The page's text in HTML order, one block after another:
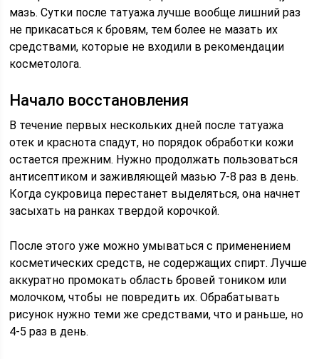
мазь. Сутки после татуажа лучше вообще лишний раз
не прикасаться к бровям, тем более не мазать их
средствами, которые не входили в рекомендации
косметолога.
Начало восстановления
В течение первых нескольких дней после татуажа
отек и краснота спадут, но порядок обработки кожи
остается прежним. Нужно продолжать пользоваться
антисептиком и заживляющей мазью 7-8 раз в день.
Когда сукровица перестанет выделяться, она начнет
засыхать на ранках твердой корочкой.
После этого уже можно умываться с применением
косметических средств, не содержащих спирт. Лучше
аккуратно промокать область бровей тоником или
молочком, чтобы не повредить их. Обрабатывать
рисунок нужно теми же средствами, что и раньше, но
4-5 раз в день.